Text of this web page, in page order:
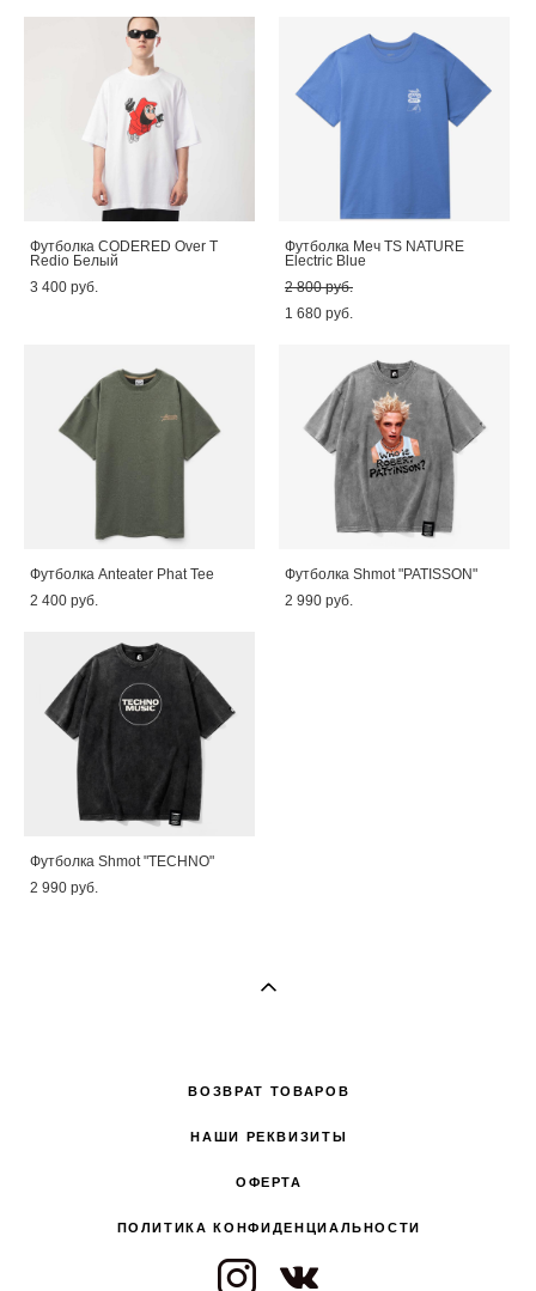
Футболка CODERED Over T
Redio Белый
3 400 pуб.
Футболка Меч TS NATURE
Electric Blue
2 800 pуб.
1 680 pуб.
Футболка Anteater Phat Tee
2 400 pуб.
Футболка Shmot "PATISSON"
2 990 pуб.
Футболка Shmot "TECHNO"
2 990 pуб.
ВОЗВРАТ ТОВАРОВ
НАШИ РЕКВИЗИТЫ
ОФЕРТА
ПОЛИТИКА КОНФИДЕНЦИАЛЬНОСТИ